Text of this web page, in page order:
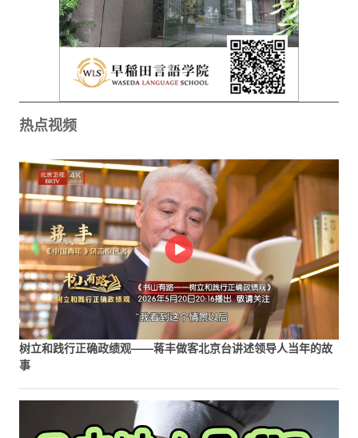
热点视频
树立和践行正确政绩观——蒋丰做客北京台讲述领导人当年的故
事